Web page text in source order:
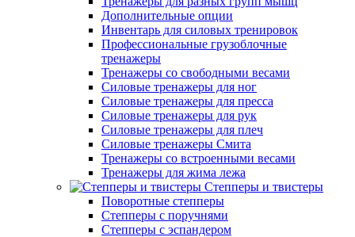
Дополнительные опции
Инвентарь для силовых тренировок
Профессиональные грузоблочные
тренажеры
Тренажеры со свободными весами
Силовые тренажеры для ног
Силовые тренажеры для пресса
Силовые тренажеры для рук
Силовые тренажеры для плеч
Силовые тренажеры Смита
Тренажеры со встроенными весами
Тренажеры для жима лежа
Степперы и твистеры
Поворотные степперы
Степперы с поручнями
Степперы с эспандером